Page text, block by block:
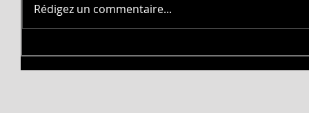
Rédigez un commentaire...